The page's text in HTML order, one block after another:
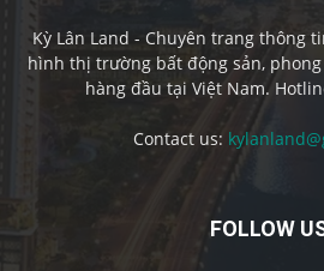
Kỳ Lân Land - Chuyên trang thông
hình thị trường bất động sản,
hàng đầu tại Việt Nam.
Contact us:
FOLLOW